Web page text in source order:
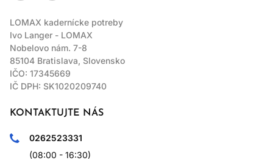
LOMAX kadernícke potreby
Ivo Langer - LOMAX
Nobelovo nám. 7-8
85104 Bratislava, Slovensko
IČO: 17345669
IČ DPH: SK1020209740
KONTAKTUJTE NÁS
0262523331
(08:00 - 16:30)